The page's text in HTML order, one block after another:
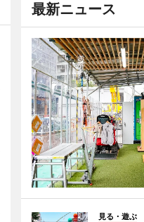
最新ニュース
見る・遊ぶ